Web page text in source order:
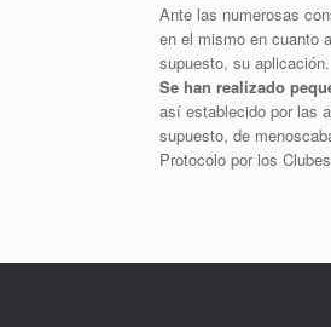
Ante las numerosas
en el mismo en cuanto
supuesto, su aplicación.
Se han realizado
así establecido por las
supuesto, de
Protocolo por los